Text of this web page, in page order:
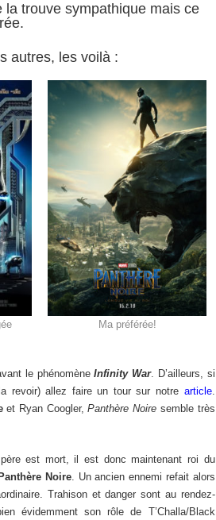
trouve sympathique mais ce
autres, les voilà :
Ma préférée!
le phénomèneInfinity War. D’ailleurs, si
revoir) allez faire un tour sur notre article.
et Ryan Coogler,Panthère Noire semble très
est mort, il est donc maintenant roi du
Noire. Un ancien ennemi refait alors
Trahison et danger sont au rendez-
évidemment son rôle de T’Challa/Black